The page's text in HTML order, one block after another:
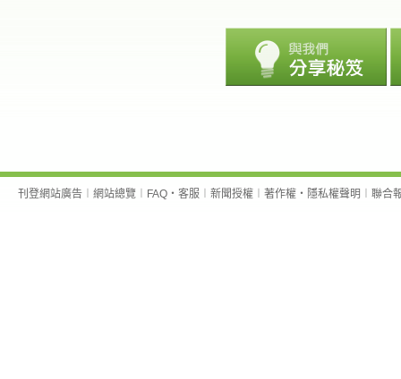
刊登網站廣告 網站總覽 FAQ ‧ 客服 新聞授權 著作權 ‧ 隱私權聲明 聯合